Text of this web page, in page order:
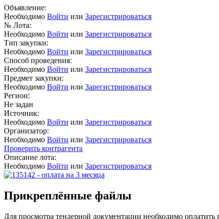
Объявление:
Необходимо Войти или Зарегистрироваться
№ Лота:
Необходимо Войти или Зарегистрироваться
Тип закупки:
Необходимо Войти или Зарегистрироваться
Способ проведения:
Необходимо Войти или Зарегистрироваться
Предмет закупки:
Необходимо Войти или Зарегистрироваться
Регион:
Не задан
Источник:
Необходимо Войти или Зарегистрироваться
Организатор:
Необходимо Войти или Зарегистрироваться
Проверить контрагента
Описание лота:
Необходимо Войти или Зарегистрироваться
Прикреплённые файлы
Для просмотра тендерной документации необходимо оплатить